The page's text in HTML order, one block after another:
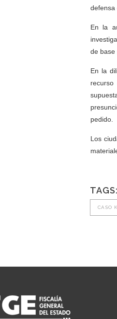
defensa
En la
de base
En la
pedido.
Los
TAGS:
CASO